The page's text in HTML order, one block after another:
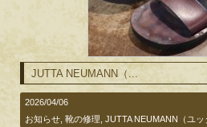
JUTTA NEUMANN（...
2026/04/06
お知らせ ,靴の修理 ,JUTTA NEUMANN（ユ